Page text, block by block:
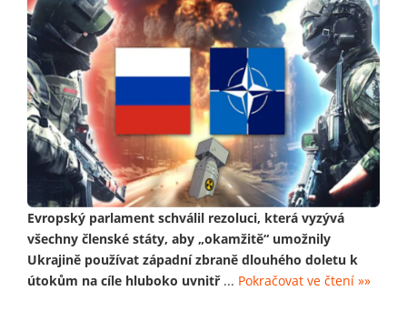
Evropský parlament schválil rezoluci, která vyzývá
všechny členské státy, aby „okamžitě“ umožnily
Ukrajině používat západní zbraně dlouhého doletu k
útokům na cíle hluboko uvnitř... Pokračovat ve čtení »»